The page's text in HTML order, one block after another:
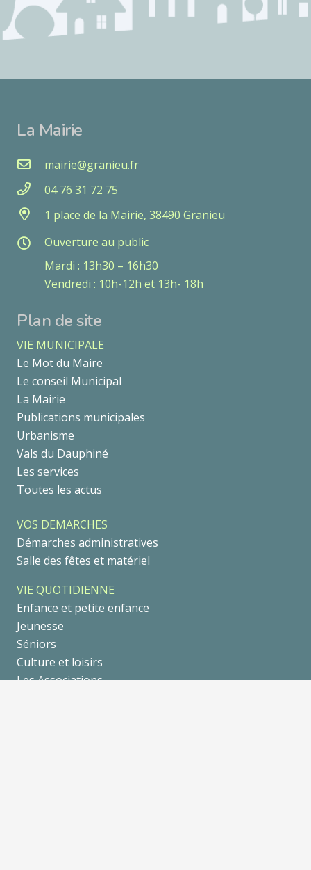
La Mairie
mairie@granieu.fr
04 76 31 72 75
1 place de la Mairie, 38490 Granieu
Ouverture au public
Mardi : 13h30 – 16h30
Vendredi : 10h-12h et 13h- 18h
Plan de site
VIE MUNICIPALE
Le Mot du Maire
Le conseil Municipal
La Mairie
Publications municipales
Urbanisme
Vals du Dauphiné
Les services
Toutes les actus
VOS DEMARCHES
Démarches administratives
Salle des fêtes et matériel
VIE QUOTIDIENNE
Enfance et petite enfance
Jeunesse
Séniors
Culture et loisirs
Les Associations